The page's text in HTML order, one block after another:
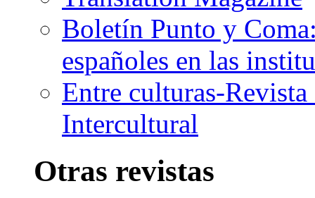
Boletín Punto y
españoles en las
Entre culturas-
Intercultural
Otras revistas